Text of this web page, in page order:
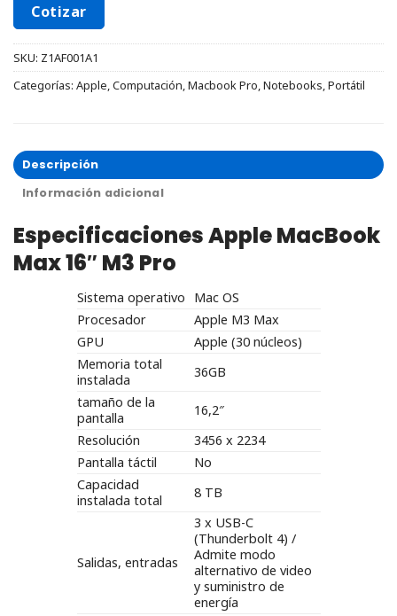
Cotizar
SKU: Z1AF001A1
Categorías: Apple,Computación,Macbook Pro,Notebooks,Portátil
Descripción
Información adicional
Especificaciones Apple MacBook
Max 16″ M3 Pro
Sistema operativo
Mac OS
Procesador
Apple M3 Max
GPU
Apple (30 núcleos)
Memoria total
instalada
36GB
tamaño de la
pantalla
16,2″
Resolución
3456 x 2234
Pantalla táctil
No
Capacidad
instalada total
8 TB
Salidas, entradas
3 x USB-C
(Thunderbolt 4) /
Admite modo
alternativo de video
y suministro de
energía